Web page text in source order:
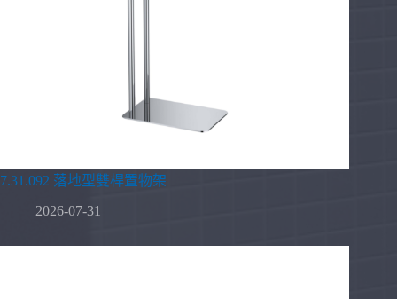
7.31.092 落地型雙桿置物架
2026-07-31